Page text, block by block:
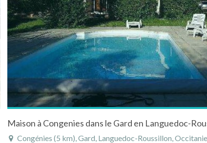
Congénies (5 km), Gard, Languedoc-Roussillon,